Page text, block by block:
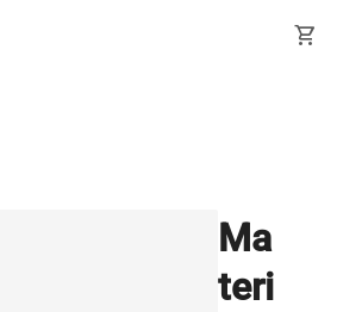
shopping_cart
Ma
teri